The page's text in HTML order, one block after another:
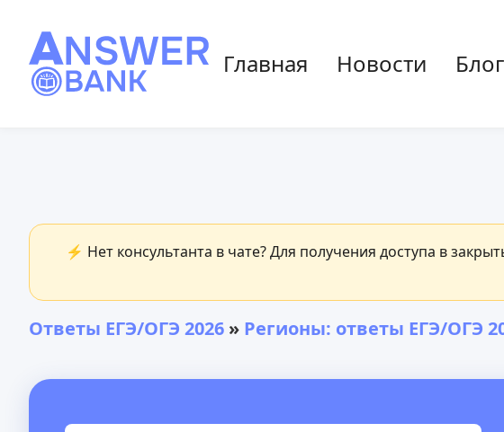
Главная Новости Блог
⚡ Нет консультанта в чате? Для получения доступа в
Ответы ЕГЭ/ОГЭ 2026 » Регионы: ответы ЕГЭ/ОГЭ